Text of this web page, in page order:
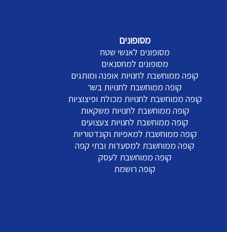
מסופונים
מסופונים לאנשי שטח
מסופונים למחסנאים
קופה ממוחשבת לחנויות אופנה ומותגים
קופה ממוחשבת לחנויות בשר
קופה ממוחשבת לחנויות מכולת ופיצוציות
קופה ממוחשבת לחנויות משקאות
קופה ממוחשבת לחנויות צעצועים
קופה ממוחשבת למאפיות וקונדטוריות
קופה ממוחשבת למסעדות ובתי קפה
קופה ממוחשבת לעסק
קופה רושמת